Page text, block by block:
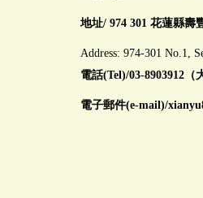
地址/ 974 301 花蓮縣壽
Address: 974-301 No.1,
電話(Tel)/03-8903912（
電子郵件(e-mail)/